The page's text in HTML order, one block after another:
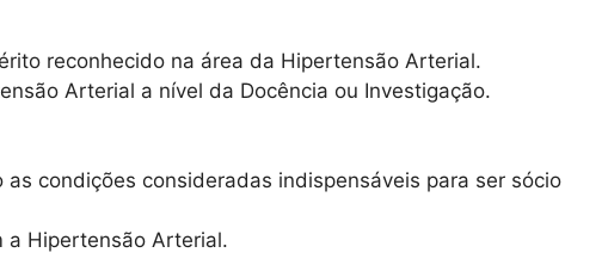
reconhecido na área da Hipertensão Arterial.
Arterial a nível da Docência ou Investigação.
condições consideradas indispensáveis para ser sócio
a Hipertensão Arterial.